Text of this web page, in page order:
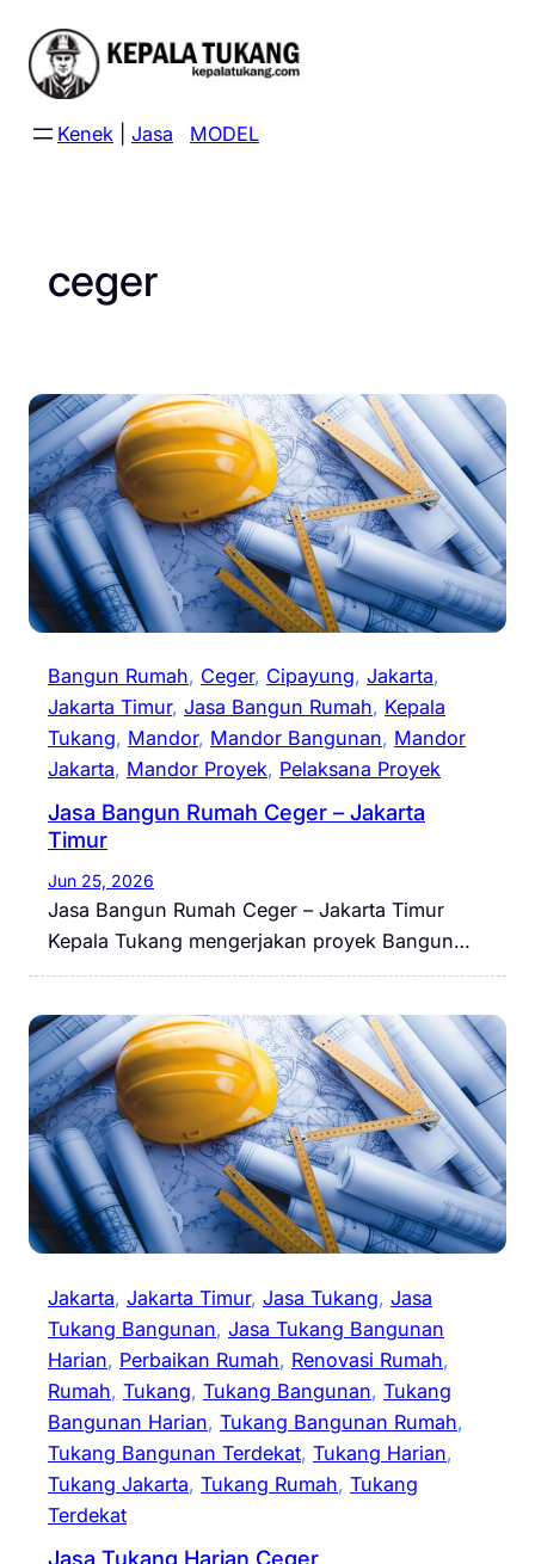
content
Kenek Jasa MODEL
ceger
Bangun Rumah, Ceger, Cipayung, Jakarta
Jakarta Timur, Jasa Bangun Rumah, Kepala
Tukang, Mandor, Mandor Bangunan, Mandor
Jakarta, Mandor Proyek, Pelaksana Proyek
Jasa Bangun Rumah Ceger – Jakarta
Timur
Jun 25, 2026
Jasa Bangun Rumah Ceger – Jakarta Timur
Kepala Tukang mengerjakan proyek Bangun…
Jakarta, Jakarta Timur, Jasa Tukang, Jasa
Tukang Bangunan, Jasa Tukang Bangunan
Harian, Perbaikan Rumah, Renovasi Rumah
Rumah, Tukang, Tukang Bangunan, Tukang
Bangunan Harian, Tukang Bangunan Rumah
Tukang Bangunan Terdekat, Tukang Harian
Tukang Jakarta, Tukang Rumah, Tukang
Terdekat
Jasa Tukang Harian Ceger